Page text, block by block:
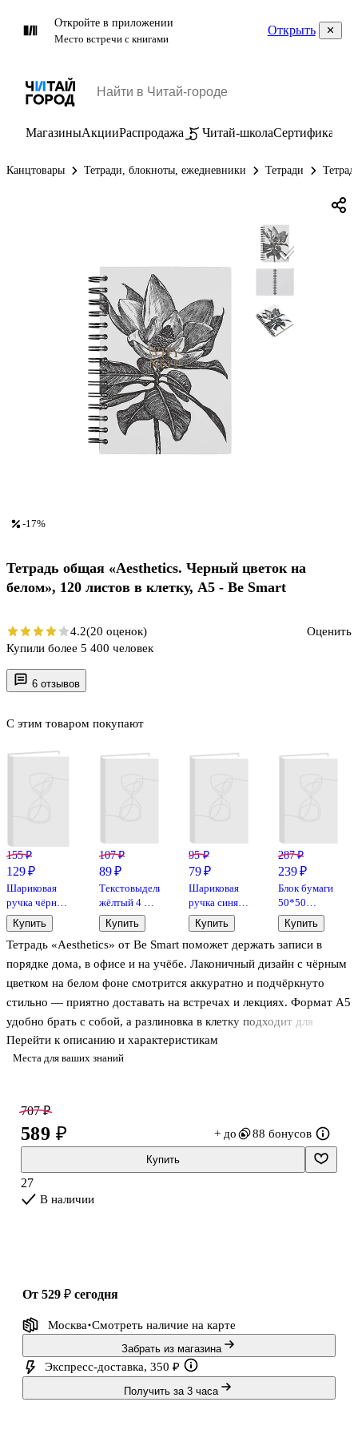
Откройте в приложении
Место встречи с книгами
Открыть
МагазиныАкцииРаспродажа Читай-школаСертификаты
Канцтовары Тетради, блокноты, ежедневники Тетради
6 отзывов
Места для ваших знаний
Тетрадь «Aesthetics» от Be Smart поможет держать записи в
порядке дома, в офисе и на учёбе. Лаконичный дизайн с чёрным
цветком на белом фоне смотрится аккуратно и подчёркнуто
стильно — приятно доставать на встречах и лекциях. Формат А5
удобно брать с собой, а разлиновка в клетку подходит для
конспектов, расчётов и списков дел. Крепление на спирали
позволяет легко перелистывать страницы и раскрывать тетрадь
Перейти к описанию и характеристикам
С этим товаром покупают
155 ₽
129 ₽
Шариковая
ручка чёрная
0,5 мм, MC
Gold,
MunHwa
Купить
107 ₽
89 ₽
Текстовыделитель
жёлтый 4 мм,
GoodMark
Купить
95 ₽
79 ₽
Шариковая
ручка синяя
0,7 мм, R-301
Orange Stick,
Erich Krause
Купить
287 ₽
239 ₽
Блок бумаги
50*50
самоклеящийся
250 листов, 5
неоновых
цветов,
Купить
-17%
Тетрадь общая «Aesthetics. Черный цветок на
белом», 120 листов в клетку, А5 - Be Smart
4.2(20 оценок)
Оценить
Купили более 5 400 человек
707 ₽
589 ₽ + до 88 бонусов
Купить
27
В наличии
от 529 ₽ сегодня
Москва Смотреть наличие на карте
Забрать из магазина
Экспресс-доставка, 350 ₽
Получить за 3 часа